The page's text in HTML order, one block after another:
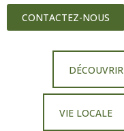
CONTACTEZ-NOUS
DÉCOUVRIR
VIE LOCALE